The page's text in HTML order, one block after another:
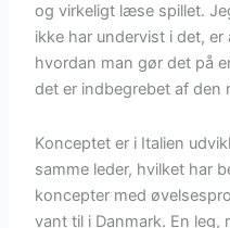
og virkeligt læse spillet.
ikke har undervist i det,
hvordan man gør det på
det er indbegrebet af den
Konceptet er i Italien
samme leder, hvilket har
koncepter med
vant til i Danmark. En